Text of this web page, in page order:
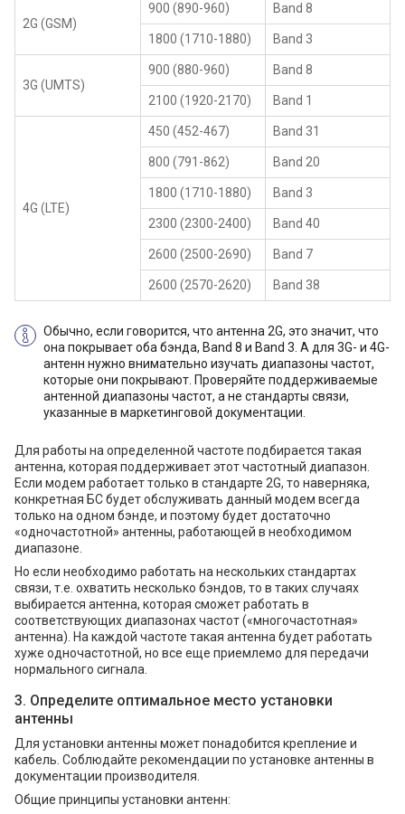
2G (GSM)
900 (890-960) Band 8
1800 (1710-1880) Band 3
3G (UMTS)
900 (880-960) Band 8
2100 (1920-2170) Band 1
4G (LTE)
450 (452-467) Band 31
800 (791-862) Band 20
1800 (1710-1880) Band 3
2300 (2300-2400) Band 40
2600 (2500-2690) Band 7
2600 (2570-2620) Band 38
Обычно, если говорится, что антенна 2G, это значит, что
она покрывает оба бэнда, Band 8 и Band 3. А для 3G- и 4G-
антенн нужно внимательно изучать диапазоны частот,
которые они покрывают. Проверяйте поддерживаемые
антенной диапазоны частот, а не стандарты связи,
указанные в маркетинговой документации.
Для работы на определенной частоте подбирается такая
антенна, которая поддерживает этот частотный диапазон.
Если модем работает только в стандарте 2G, то наверняка,
конкретная БС будет обслуживать данный модем всегда
только на одном бэнде, и поэтому будет достаточно
«одночастотной» антенны, работающей в необходимом
диапазоне.
Но если необходимо работать на нескольких стандартах
связи, т.е. охватить несколько бэндов, то в таких случаях
выбирается антенна, которая сможет работать в
соответствующих диапазонах частот («многочастотная»
антенна). На каждой частоте такая антенна будет работать
хуже одночастотной, но все еще приемлемо для передачи
нормального сигнала.
3. Определите оптимальное место установки
антенны
Для установки антенны может понадобится крепление и
кабель. Соблюдайте рекомендации по установке антенны в
документации производителя.
Общие принципы установки антенн: